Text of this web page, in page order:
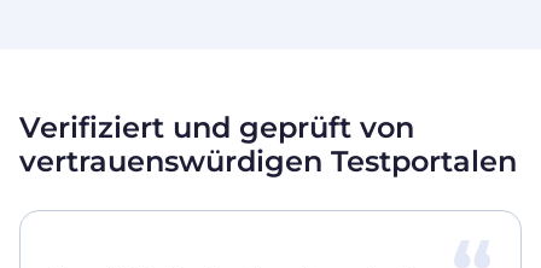
Verifiziert und geprüft von
vertrauenswürdigen Testportalen